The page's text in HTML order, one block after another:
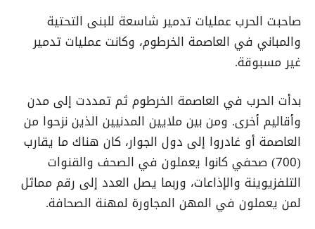
صاحبت الحرب عمليات تدمير شاسعة للبنى التحتية
والمباني في العاصمة الخرطوم، وكانت عمليات تدمير
غير مسبوقة.
بدأت الحرب في العاصمة الخرطوم ثم تمددت إلى مدن
وأقاليم أخرى. ومن بين ملايين المدنيين الذين نزحوا من
العاصمة أو غادروا إلى دول الجوار، كان هناك ما يقارب
(700) صحفي كانوا يعملون في الصحف والقنوات
التلفزيوينة والإذاعات، وربما يصل العدد إلى رقم مماثل
لمن يعملون في المهن المجاورة لمهنة الصحافة.